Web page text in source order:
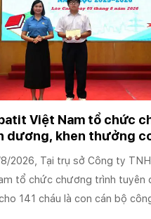
Việt Nam tổ chức
dương, khen thưởng
có thành tích học tập
2026, Tại trụ sở Công ty
tổ chức chương trình tuyên
141 cháu là con cán bộ